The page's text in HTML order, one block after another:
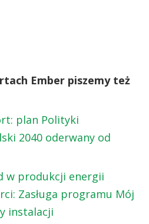
Ember piszemy też
plan Polityki
2040 oderwany od
w produkcji energii
Zasługa programu Mój
instalacji